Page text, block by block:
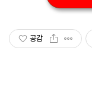
공감